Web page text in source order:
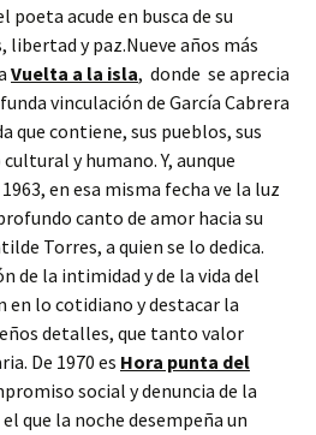
poeta acude en busca de su
y paz.Nueve años más
Vuelta a la isla, donde se aprecia
vinculación de García Cabrera
que contiene, sus pueblos, sus
y humano. Y, aunque
en esa misma fecha ve la luz
canto de amor hacia su
Torres, a quien se lo dedica.
de la intimidad y de la vida del
en lo cotidiano y destacar la
detalles, que tanto valor
De 1970 es Hora punta del
social y denuncia de la
que la noche desempeña un